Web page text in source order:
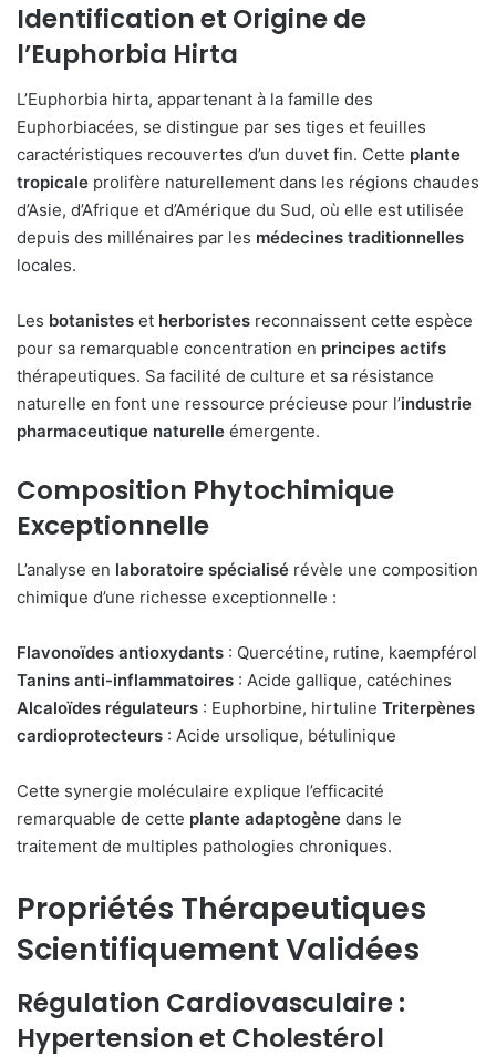
Identification et Origine de
l’Euphorbia Hirta
L’Euphorbia hirta, appartenant à la famille des
Euphorbiacées, se distingue par ses tiges et feuilles
caractéristiques recouvertes d’un duvet fin. Cette plante
tropicale prolifère naturellement dans les régions chaudes
d’Asie, d’Afrique et d’Amérique du Sud, où elle est utilisée
depuis des millénaires par les médecines traditionnelles
locales.
Les botanistes et herboristes reconnaissent cette espèce
pour sa remarquable concentration en principes actifs
thérapeutiques. Sa facilité de culture et sa résistance
naturelle en font une ressource précieuse pour l’industrie
pharmaceutique naturelle émergente.
Composition Phytochimique
Exceptionnelle
L’analyse en laboratoire spécialisé révèle une composition
chimique d’une richesse exceptionnelle :
Flavonoïdes antioxydants : Quercétine, rutine, kaempférol
Tanins anti-inflammatoires : Acide gallique, catéchines
Alcaloïdes régulateurs : Euphorbine, hirtuline Triterpènes
cardioprotecteurs : Acide ursolique, bétulinique
Cette synergie moléculaire explique l’efficacité
remarquable de cette plante adaptogène dans le
traitement de multiples pathologies chroniques.
Propriétés Thérapeutiques
Scientifiquement Validées
Régulation Cardiovasculaire :
Hypertension et Cholestérol